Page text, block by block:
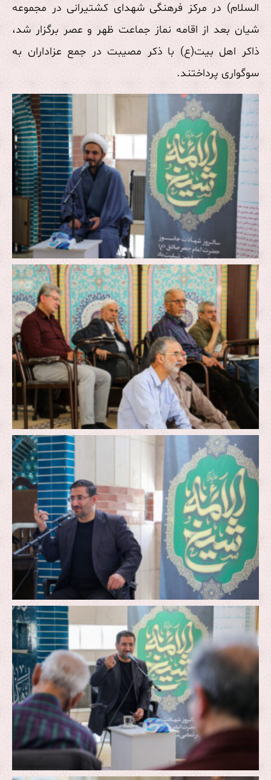
السلام) در مرکز فرهنگی شهدای کشتیرانی در مجموعه
شیان بعد از اقامه نماز جماعت ظهر و عصر برگزار شد،
ذاکر اهل بیت(ع) با ذکر مصیبت در جمع عزاداران به
سوگواری پرداختند.